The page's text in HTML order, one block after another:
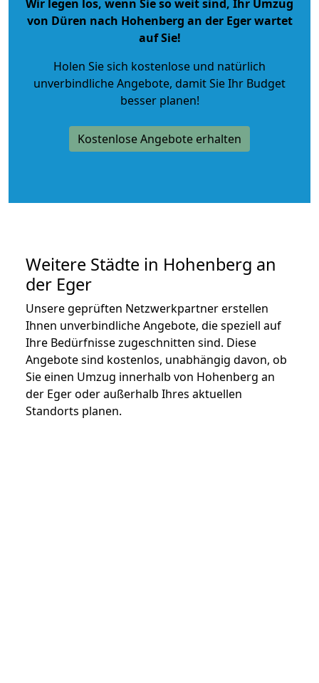
Wir legen los, wenn Sie so weit sind, Ihr Umzug
von Düren nach Hohenberg an der Eger wartet
auf Sie!
Holen Sie sich kostenlose und natürlich
unverbindliche Angebote, damit Sie Ihr Budget
besser planen!
Kostenlose Angebote erhalten
Weitere Städte in Hohenberg an
der Eger
Unsere geprüften Netzwerkpartner erstellen
Ihnen unverbindliche Angebote, die speziell auf
Ihre Bedürfnisse zugeschnitten sind. Diese
Angebote sind kostenlos, unabhängig davon, ob
Sie einen Umzug innerhalb von Hohenberg an
der Eger oder außerhalb Ihres aktuellen
Standorts planen.